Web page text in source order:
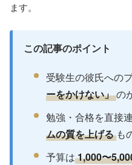
ます。
この記事のポイント
受験生の彼氏への
ーをかけない」の
勉強・合格を直接
ムの質を上げる も
予算は1,000〜